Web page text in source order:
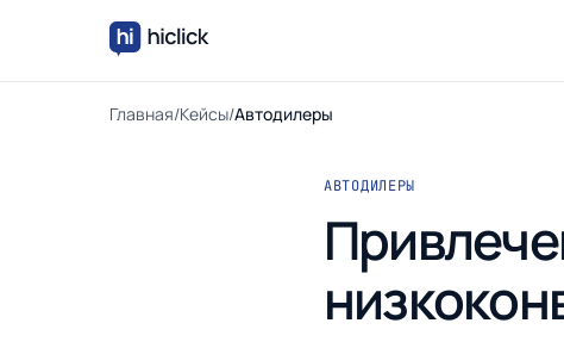
Главная/Кейсы/Автодилеры
АВТОДИЛЕРЫ